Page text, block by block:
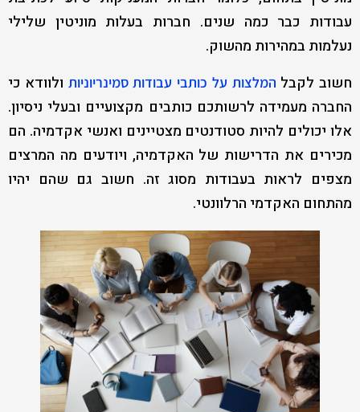
עבודות כבר כמה שנים. חברות בעלות מוניטין שלילי
נעלמות במהירות מהשוק.
חשוב לקבל המלצות על כותבי עבודות סמינריוניות ולוודא כי
החברה מעמידה לרשותכם כותבים מקצועיים ובעלי ניסיון.
אלו יכולים להיות סטודנטים מצטיינים ואנשי אקדמיה. הם
מכירים את הדרישות של האקדמיה, ויודעים מה המרצים
מצפים לראות בעבודות מסוג זה. חשוב גם שהם יהיו
מהתחום האקדמי הרלוונטי.